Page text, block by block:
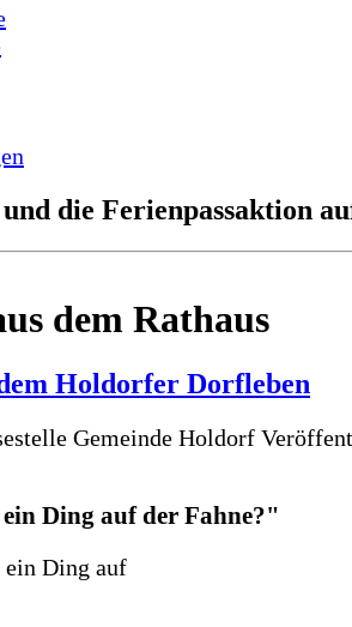
die Ferienpassaktion
dem Rathaus
Holdorfer Dorfleben
Gemeinde Holdorf
Ding auf der Fahne?"